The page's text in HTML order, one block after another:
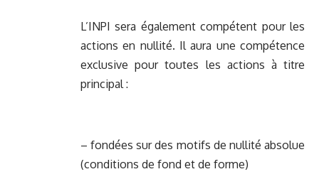
L’INPI sera également compétent pour les
actions en nullité. Il aura une compétence
exclusive pour toutes les actions à titre
principal :
– fondées sur des motifs de nullité absolue
(conditions de fond et de forme)